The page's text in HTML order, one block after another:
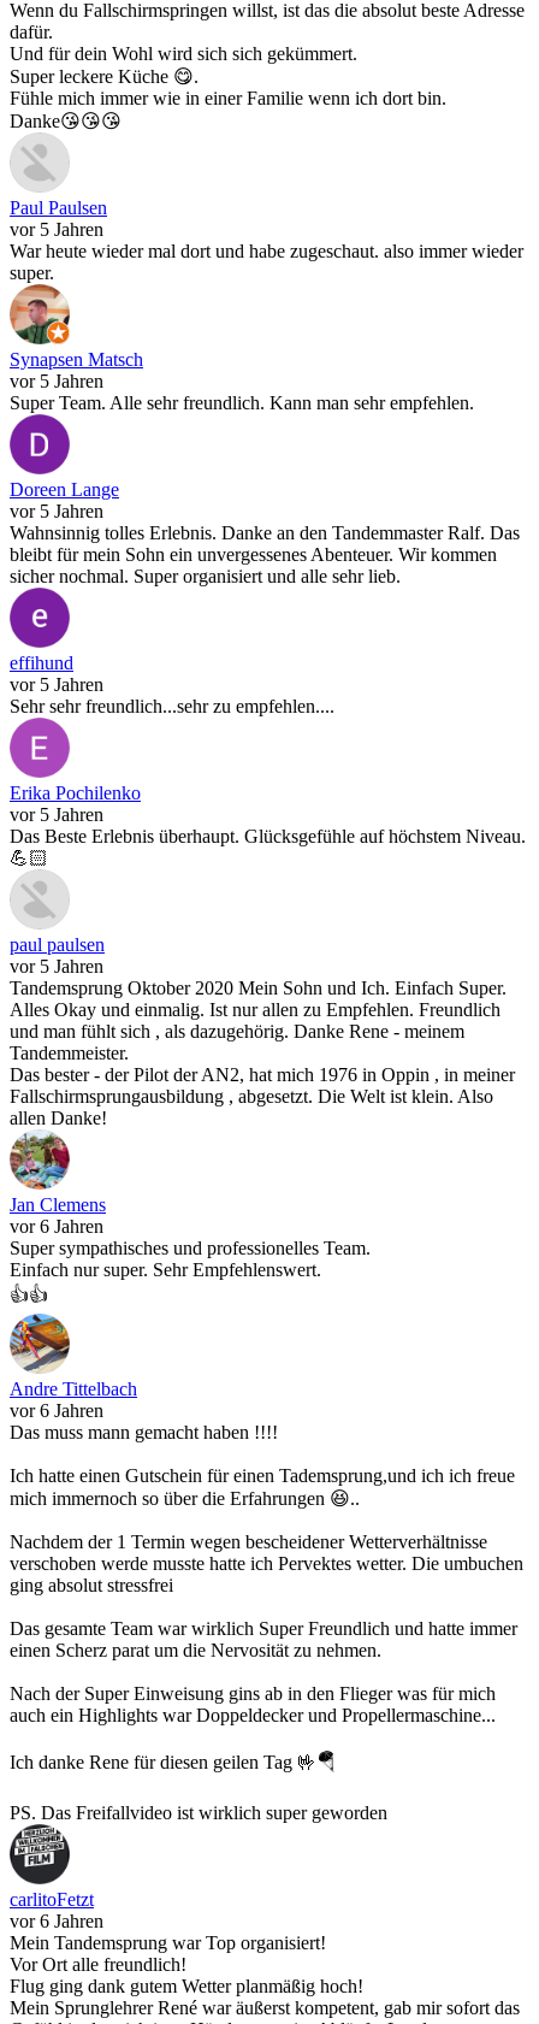
Wenn du Fallschirmspringen willst, ist das die absolut beste Adresse
dafür.
Und für dein Wohl wird sich sich gekümmert.
Super leckere Küche 😋.
Fühle mich immer wie in einer Familie wenn ich dort bin.
Danke😘😘😘
Paul Paulsen
vor 5 Jahren
War heute wieder mal dort und habe zugeschaut. also immer wieder
super.
Synapsen Matsch
vor 5 Jahren
Super Team. Alle sehr freundlich. Kann man sehr empfehlen.
Doreen Lange
vor 5 Jahren
Wahnsinnig tolles Erlebnis. Danke an den Tandemmaster Ralf. Das
bleibt für mein Sohn ein unvergessenes Abenteuer. Wir kommen
sicher nochmal. Super organisiert und alle sehr lieb.
effihund
vor 5 Jahren
Sehr sehr freundlich...sehr zu empfehlen....
Erika Pochilenko
vor 5 Jahren
Das Beste Erlebnis überhaupt. Glücksgefühle auf höchstem Niveau.
💪🏻
paul paulsen
vor 5 Jahren
Tandemsprung Oktober 2020 Mein Sohn und Ich. Einfach Super.
Alles Okay und einmalig. Ist nur allen zu Empfehlen. Freundlich
und man fühlt sich , als dazugehörig. Danke Rene - meinem
Tandemmeister.
Das bester - der Pilot der AN2, hat mich 1976 in Oppin , in meiner
Fallschirmsprungausbildung , abgesetzt. Die Welt ist klein. Also
allen Danke!
Jan Clemens
vor 6 Jahren
Super sympathisches und professionelles Team.
Einfach nur super. Sehr Empfehlenswert.
👍👍
Andre Tittelbach
vor 6 Jahren
Das muss mann gemacht haben !!!!
Ich hatte einen Gutschein für einen Tademsprung,und ich ich freue
mich immernoch so über die Erfahrungen 😆..
Nachdem der 1 Termin wegen bescheidener Wetterverhältnisse
verschoben werde musste hatte ich Pervektes wetter. Die umbuchen
ging absolut stressfrei
Das gesamte Team war wirklich Super Freundlich und hatte immer
einen Scherz parat um die Nervosität zu nehmen.
Nach der Super Einweisung gins ab in den Flieger was für mich
auch ein Highlights war Doppeldecker und Propellermaschine...
Ich danke Rene für diesen geilen Tag 🤟🪂
PS. Das Freifallvideo ist wirklich super geworden
carlitoFetzt
vor 6 Jahren
Mein Tandemsprung war Top organisiert!
Vor Ort alle freundlich!
Flug ging dank gutem Wetter planmäßig hoch!
Mein Sprunglehrer René war äußerst kompetent, gab mir sofort das